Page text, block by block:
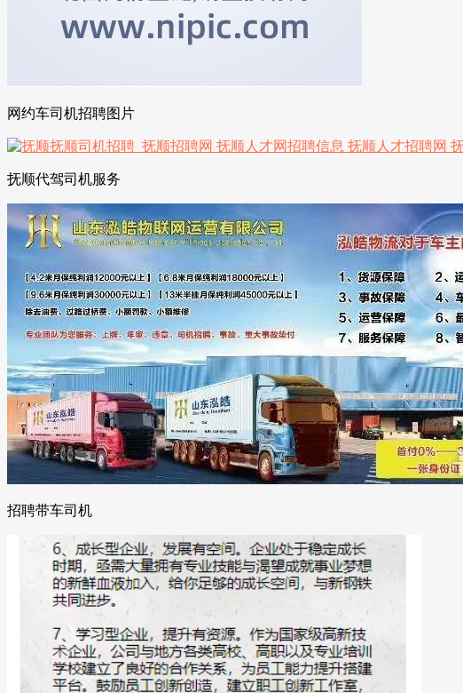
网约车司机招聘图片
抚顺代驾司机服务
招聘带车司机